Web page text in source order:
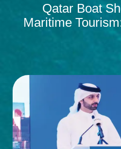
Qatar Boat
Maritime